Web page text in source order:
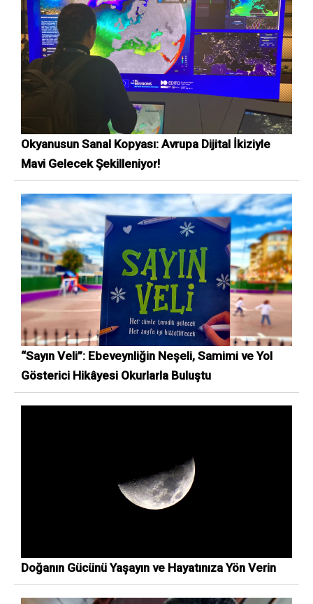
Okyanusun Sanal Kopyası: Avrupa Dijital İkiziyle
Mavi Gelecek Şekilleniyor!
“Sayın Veli”: Ebeveynliğin Neşeli, Samimi ve Yol
Gösterici Hikâyesi Okurlarla Buluştu
Doğanın Gücünü Yaşayın ve Hayatınıza Yön Verin